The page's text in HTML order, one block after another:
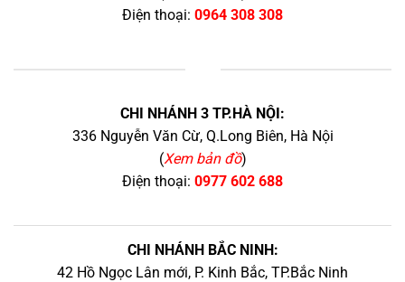
Điện thoại: 0964 308 308
CHI NHÁNH 3 TP.HÀ NỘI:
336 Nguyễn Văn Cừ, Q.Long Biên, Hà Nội
(Xem bản đồ)
Điện thoại: 0977 602 688
CHI NHÁNH BẮC NINH:
42 Hồ Ngọc Lân mới, P. Kinh Bắc, TP.Bắc Ninh